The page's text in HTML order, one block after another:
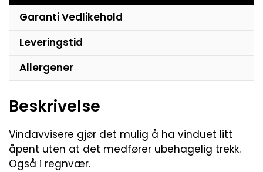
Garanti Vedlikehold
Leveringstid
Allergener
Beskrivelse
Vindavvisere gjør det mulig å ha vinduet litt
åpent uten at det medfører ubehagelig trekk.
Også i regnvær.